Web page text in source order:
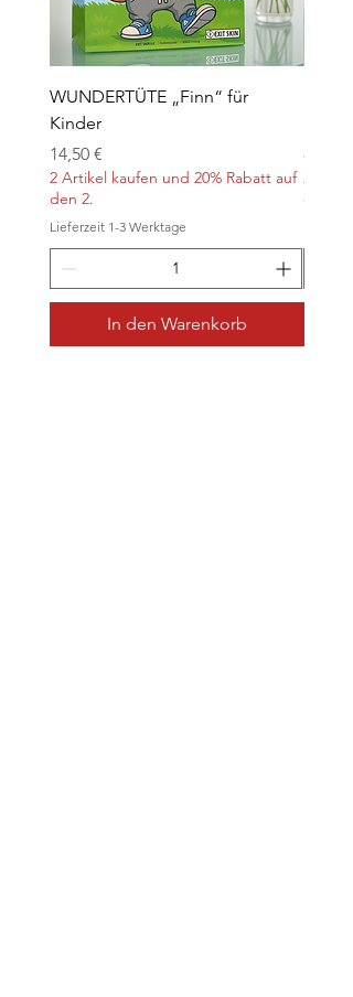
WUNDERTÜTE „Finn“ für
Kinder
Preis
14,50 €
2 Artikel kaufen und 20% Rabatt auf
den 2.
Lieferzeit 1-3 Werktage
In den Warenkorb
Preis
8,90 €
2
den 2.